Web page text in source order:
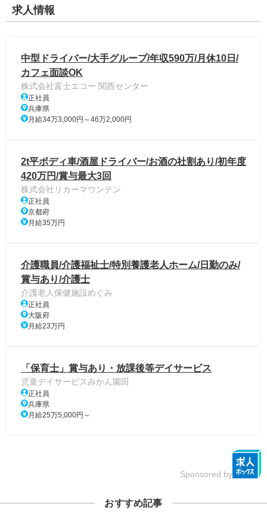
求人情報
中型ドライバー/大手グループ/年収590万/月休10日/
カフェ面談OK
株式会社富士エコー 関西センター
正社員
兵庫県
月給34万3,000円～46万2,000円
2t平ボディ車/酒屋ドライバー/お酒の社割あり/初年度
420万円/賞与最大3回
株式会社リカーマウンテン
正社員
京都府
月給35万円
介護職員/介護福祉士/特別養護老人ホーム/日勤のみ/
賞与あり/介護士
介護老人保健施設めぐみ
正社員
大阪府
月給23万円
「保育士」賞与あり・放課後等デイサービス
児童デイサービスみかん園田
正社員
兵庫県
月給25万5,000円～
Sponsored by
おすすめ記事